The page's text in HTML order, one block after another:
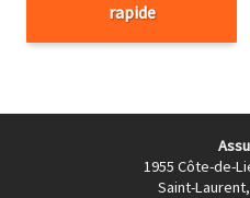
rapide
1955 Côte-de-
Saint-